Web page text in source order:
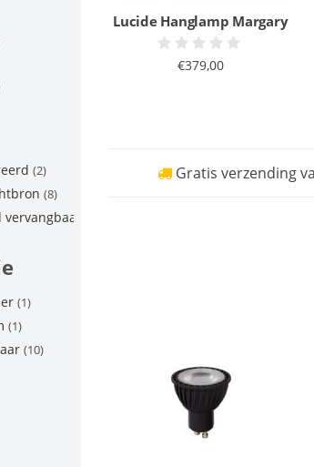
(2)
(8)
(1)
(1)
(10)
Lucide Hanglamp Margary
€379,00
Gratis verzending